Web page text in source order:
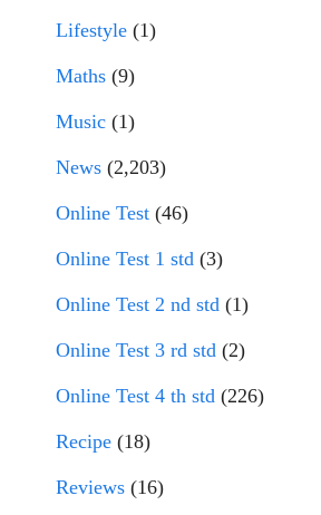
Lifestyle (1)
Maths (9)
Music (1)
News (2,203)
Online Test (46)
Online Test 1 std (3)
Online Test 2 nd std (1)
Online Test 3 rd std (2)
Online Test 4 th std (226)
Recipe (18)
Reviews (16)